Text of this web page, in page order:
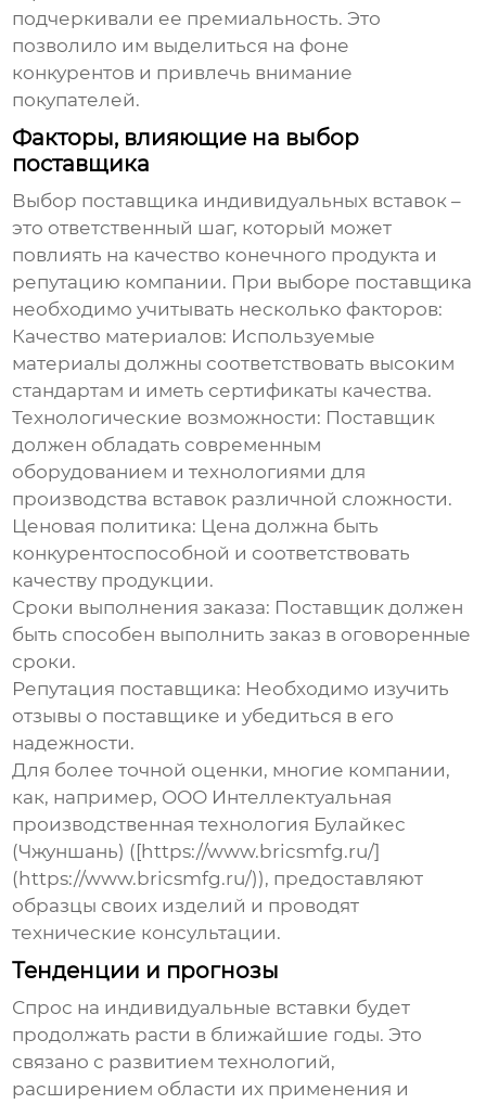
подчеркивали ее премиальность. Это
позволило им выделиться на фоне
конкурентов и привлечь внимание
покупателей.
Факторы, влияющие на выбор
поставщика
Выбор поставщика индивидуальных вставок –
это ответственный шаг, который может
повлиять на качество конечного продукта и
репутацию компании. При выборе поставщика
необходимо учитывать несколько факторов:
Качество материалов: Используемые
материалы должны соответствовать высоким
стандартам и иметь сертификаты качества.
Технологические возможности: Поставщик
должен обладать современным
оборудованием и технологиями для
производства вставок различной сложности.
Ценовая политика: Цена должна быть
конкурентоспособной и соответствовать
качеству продукции.
Сроки выполнения заказа: Поставщик должен
быть способен выполнить заказ в оговоренные
сроки.
Репутация поставщика: Необходимо изучить
отзывы о поставщике и убедиться в его
надежности.
Для более точной оценки, многие компании,
как, например, ООО Интеллектуальная
производственная технология Булайкес
(Чжуншань) ([https://www.bricsmfg.ru/]
(https://www.bricsmfg.ru/)), предоставляют
образцы своих изделий и проводят
технические консультации.
Тенденции и прогнозы
Спрос на индивидуальные вставки будет
продолжать расти в ближайшие годы. Это
связано с развитием технологий,
расширением области их применения и